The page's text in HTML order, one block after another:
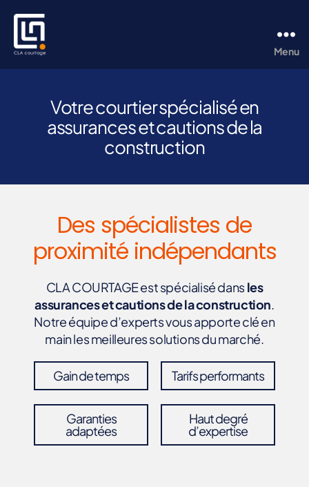
Menu
Votre courtier spécialisé en
assurances et cautions de la
construction
Des spécialistes de
proximité indépendants
CLA COURTAGE est spécialisé dansles
assurances et cautions de la construction.
Notre équipe d’experts vous apporte clé en
main les meilleures solutions du marché.
Gain de temps Tarifs performants
Garanties
adaptées
Haut degré
d’expertise